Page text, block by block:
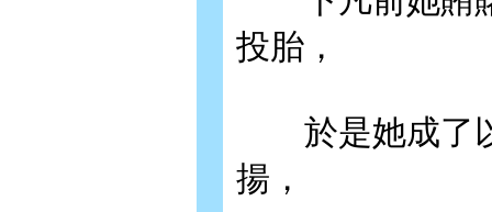
投胎，
於是她成了以
揚，